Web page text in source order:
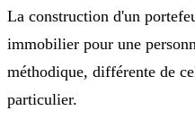
La construction d'un
immobilier pour une
méthodique, différente de
particulier.